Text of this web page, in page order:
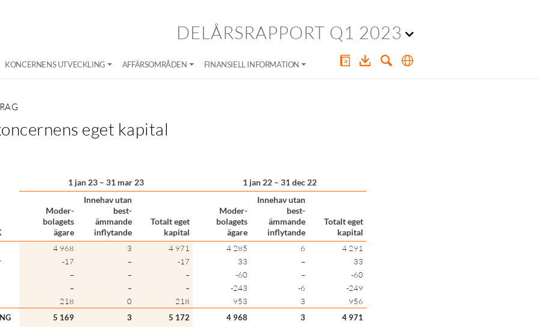
DELÅRSRAPPORT Q1 2023
KONCERNENS UTVECKLING AFFÄRSOMRÅDEN FINANSIELL INFORMATION
eget kapital
1 jan 23 – 31 mar 23 1 jan 22 – 31 dec 22
Moder-
bolagets
ägare
Innehav utan
best-
ämmande
inflytande
Totalt eget
kapital
Moder-
bolagets
ägare
Innehav utan
best-
ämmande
inflytande
Totalt eget
kapital
4 968 3 4 971 4 285 6
4 291
-17 – -17 33 –
33
– – – -60 –
-60
– – – -243 -6
-249
218 0 218 953 3
956
5 169 3 5 172 4 968 3 4 971